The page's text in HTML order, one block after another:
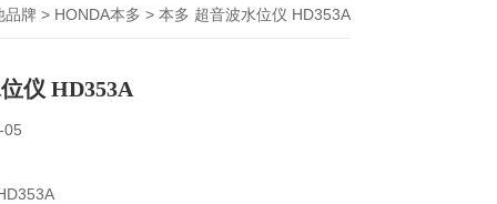
品牌 > HONDA本多 > 本多 超音波水位仪 HD353A
仪 HD353A
05